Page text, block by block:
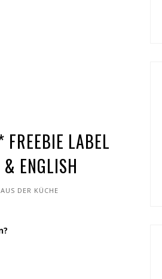
FREEBIE LABEL
ENGLISH
DER KÜCHE